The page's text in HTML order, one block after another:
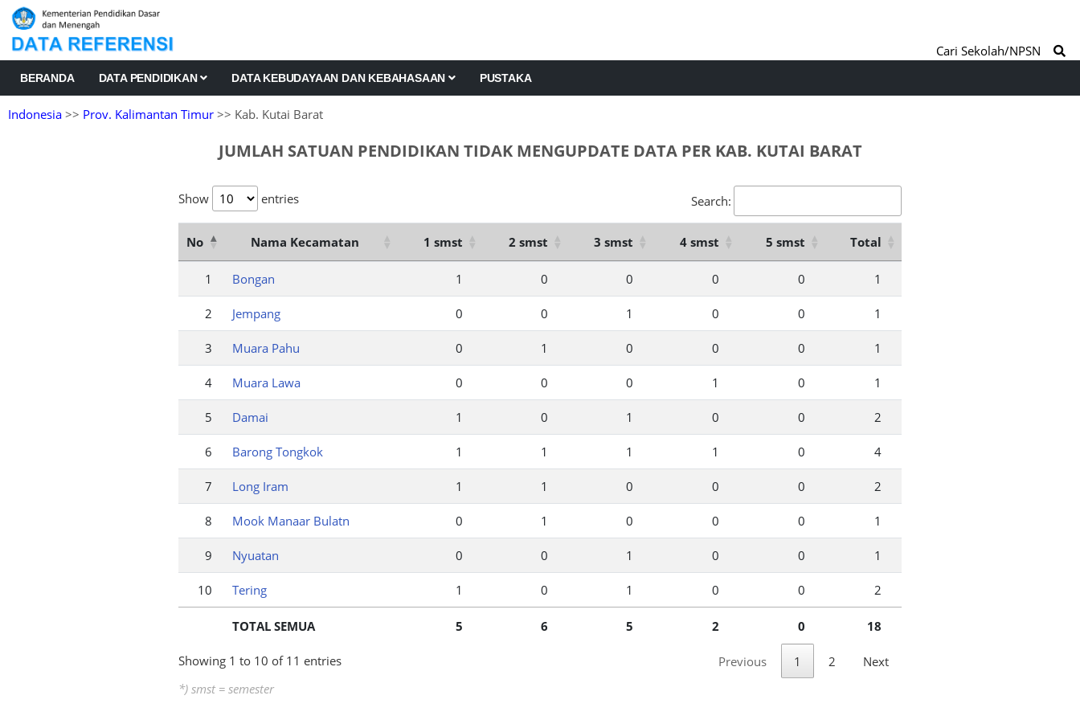
BERANDA DATA PENDIDIKAN DATA KEBUDAYAAN DAN KEBAHASAAN PUSTAKA
Cari Sekolah/NPSN
Indonesia >> Prov. Kalimantan Timur >> Kab. Kutai Barat
JUMLAH SATUAN PENDIDIKAN TIDAK MENGUPDATE DATA PER KAB. KUTAI BARAT
Show entries Search:
No Nama Kecamatan 1 smst 2 smst 3 smst 4 smst 5 smst Total
1 Bongan 1 0 0 0 0 1
2 Jempang 0 0 1 0 0 1
3 Muara Pahu 0 1 0 0 0 1
4 Muara Lawa 0 0 0 1 0 1
5 Damai 1 0 1 0 0 2
6 Barong Tongkok 1 1 1 1 0 4
7 Long Iram 1 1 0 0 0 2
8 Mook Manaar Bulatn 0 1 0 0 0 1
9 Nyuatan 0 0 1 0 0 1
10 Tering 1 0 1 0 0 2
TOTAL SEMUA 5 6 5 2 0 18
Showing 1 to 10 of 11 entries Previous 1 2
Next
*) smst = semester